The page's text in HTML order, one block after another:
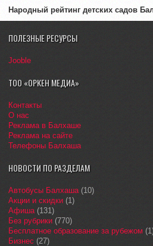
Народный рейтинг детских садов
ПОЛЕЗНЫЕ РЕСУРСЫ
Jooble
ТОО «ОРКЕН МЕДИА»
Контакты
О нас
Реклама в Балхаше
Реклама на сайте
Телефоны Балхаша
НОВОСТИ ПО РАЗДЕЛАМ
Автобусы Балхаша(10)
Акции и скидки (1)
Афиша(131)
Без рубрики (770)
Бесплатное образование за рубежом
Бизнес (27)